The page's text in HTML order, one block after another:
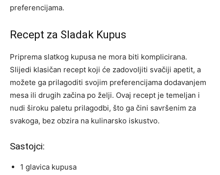
preferencijama.
Recept za Sladak Kupus
Priprema slatkog kupusa ne mora biti komplicirana.
Slijedi klasičan recept koji će zadovoljiti svačiji apetit, a
možete ga prilagoditi svojim preferencijama dodavanjem
mesa ili drugih začina po želji. Ovaj recept je temeljan i
nudi široku paletu prilagodbi, što ga čini savršenim za
svakoga, bez obzira na kulinarsko iskustvo.
Sastojci:
1 glavica kupusa